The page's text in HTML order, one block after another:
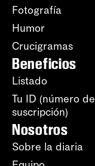
Fotografía
Humor
Crucigramas
Beneficios
Listado
Tu ID (número de
suscripción)
Nosotros
Sobre la diaria